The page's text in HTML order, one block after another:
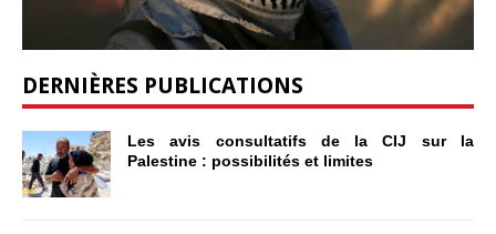
DERNIÈRES PUBLICATIONS
Les avis consultatifs de la CIJ sur la
Palestine : possibilités et limites